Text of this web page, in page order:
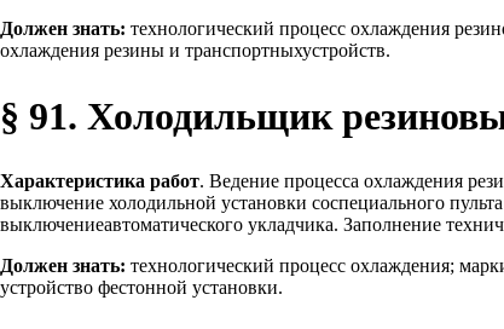
Должен знать: технологический процесс охлаждения
охлаждения резины и транспортныхустройств.
§ 91. Холодильщик
Характеристика работ. Ведение процесса охлаждения
выключение холодильной установки соспециального
выключениеавтоматического укладчика. Заполнение
Должен знать: технологический процесс охлаждения;
устройство фестонной установки.